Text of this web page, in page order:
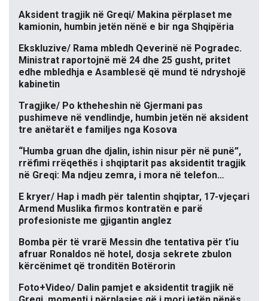
Aksident tragjik në Greqi/ Makina përplaset me
kamionin, humbin jetën nënë e bir nga Shqipëria
Ekskluzive/ Rama mbledh Qeverinë në Pogradec.
Ministrat raportojnë më 24 dhe 25 gusht, pritet
edhe mbledhja e Asamblesë që mund të ndryshojë
kabinetin
Tragjike/ Po ktheheshin në Gjermani pas
pushimeve në vendlindje, humbin jetën në aksident
tre anëtarët e familjes nga Kosova
“Humba gruan dhe djalin, ishin nisur për në punë”,
rrëfimi rrëqethës i shqiptarit pas aksidentit tragjik
në Greqi: Ma ndjeu zemra, i mora në telefon…
E kryer/ Hap i madh për talentin shqiptar, 17-vjeçari
Armend Muslika firmos kontratën e parë
profesioniste me gjigantin anglez
Bomba për të vrarë Messin dhe tentativa për t’iu
afruar Ronaldos në hotel, dosja sekrete zbulon
kërcënimet që tronditën Botërorin
Foto+Video/ Dalin pamjet e aksidentit tragjik në